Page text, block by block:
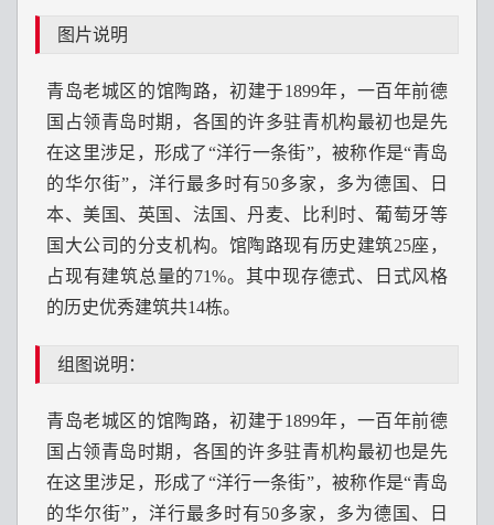
图片说明
青岛老城区的馆陶路，初建于1899年，一百年前德
国占领青岛时期，各国的许多驻青机构最初也是先
在这里涉足，形成了“洋行一条街”，被称作是“青岛
的华尔街”，洋行最多时有50多家，多为德国、日
本、美国、英国、法国、丹麦、比利时、葡萄牙等
国大公司的分支机构。馆陶路现有历史建筑25座，
占现有建筑总量的71%。其中现存德式、日式风格
的历史优秀建筑共14栋。
组图说明：
青岛老城区的馆陶路，初建于1899年，一百年前德
国占领青岛时期，各国的许多驻青机构最初也是先
在这里涉足，形成了“洋行一条街”，被称作是“青岛
的华尔街”，洋行最多时有50多家，多为德国、日